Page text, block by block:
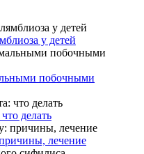
у детей
побочными
делать
лечение